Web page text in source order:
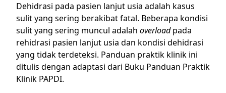
Dehidrasi pada pasien lanjut usia adalah kasus
sulit yang sering berakibat fatal. Beberapa kondisi
sulit yang sering muncul adalah overloadpada
rehidrasi pasien lanjut usia dan kondisi dehidrasi
yang tidak terdeteksi. Panduan praktik klinik ini
ditulis dengan adaptasi dari Buku Panduan Praktik
Klinik PAPDI.